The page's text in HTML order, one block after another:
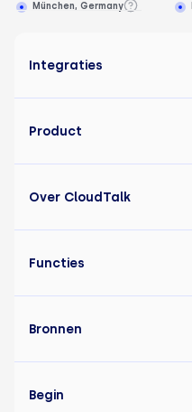
München, Germany
Integraties
Product
Over CloudTalk
Functies
Bronnen
Begin